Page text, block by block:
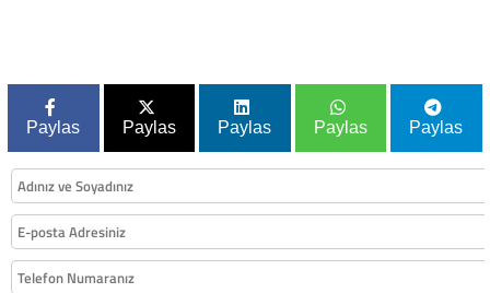
Paylas Paylas Paylas Paylas Paylas